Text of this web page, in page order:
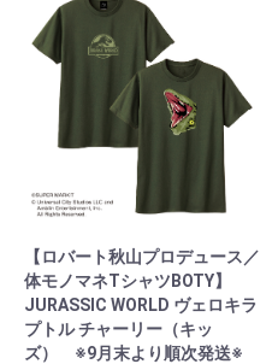
【ロバート秋山プロデュース／
体モノマネTシャツBOTY】
JURASSIC WORLD ヴェロキラ
プトル チャーリー（キッ
ズ） ※9月末より順次発送※